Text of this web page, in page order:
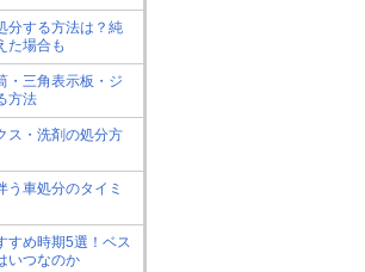
分する方法は？純
た場合も
・三角表示板・ジ
方法
ス・洗剤の処分方
う車処分のタイミ
すめ時期5選！ベス
いつなのか